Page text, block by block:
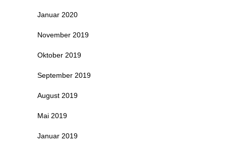
Januar 2020
November 2019
Oktober 2019
September 2019
August 2019
Mai 2019
Januar 2019